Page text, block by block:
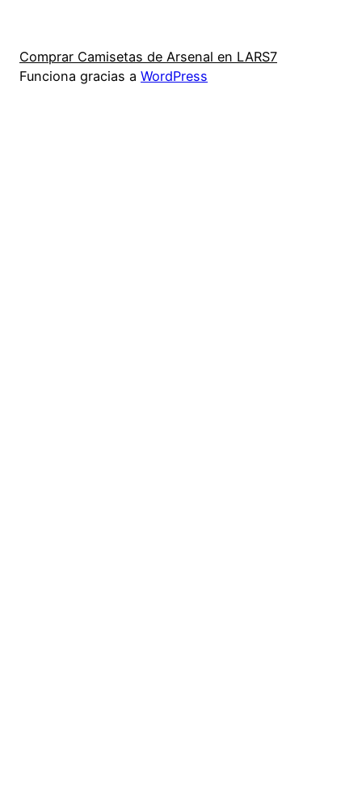
Comprar Camisetas de Arsenal en LARS7
Funciona gracias a WordPress